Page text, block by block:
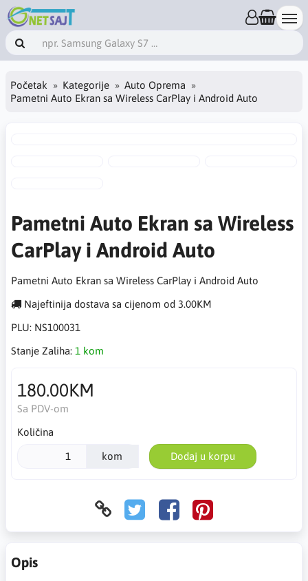
Početak Kategorije
Auto Oprema
Pametni Auto Ekran sa Wireless CarPlay i Android Auto
Pametni Auto Ekran sa Wireless
CarPlay i Android Auto
Pametni Auto Ekran sa Wireless CarPlay i Android Auto
Najeftinija dostava sa cijenom od 3.00KM
PLU: NS100031
Stanje Zaliha: 1 kom
180.00KM
Sa PDV-om
Količina
kom Dodaj u korpu
Opis